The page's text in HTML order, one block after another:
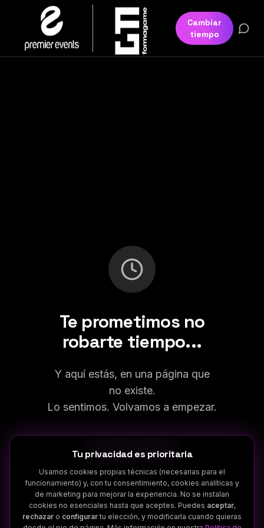
Cambiar
tiempo
Te prometimos no
robarte tiempo...
Y aquí estás, en una página que
no existe.
Lo sentimos. Volvamos a empezar.
Volver al inicio
Tu privacidad es prioritaria
Usamos cookies propias técnicas (necesarias para el
funcionamiento) y, con tu consentimiento, cookies analíticas y
de marketing para mejorar la experiencia. No se instalan
cookies no esenciales hasta que aceptes. Puedes aceptar,
rechazar o configurar tu elección, y modificarla cuando quieras